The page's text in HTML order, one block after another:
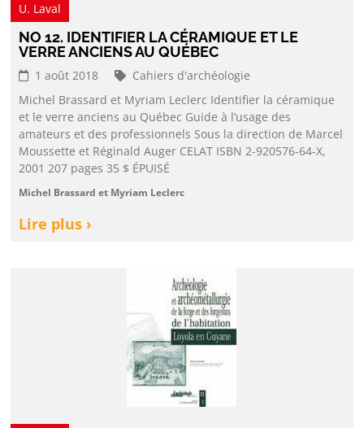
U. Laval
NO 12. IDENTIFIER LA CÉRAMIQUE ET LE
VERRE ANCIENS AU QUÉBEC
1 août 2018
Cahiers d'archéologie
Michel Brassard et Myriam Leclerc Identifier la céramique
et le verre anciens au Québec Guide à l’usage des
amateurs et des professionnels Sous la direction de Marcel
Moussette et Réginald Auger CELAT ISBN 2-920576-64-X,
2001 207 pages 35 $ ÉPUISÉ
Michel Brassard et Myriam Leclerc
Lire plus ›